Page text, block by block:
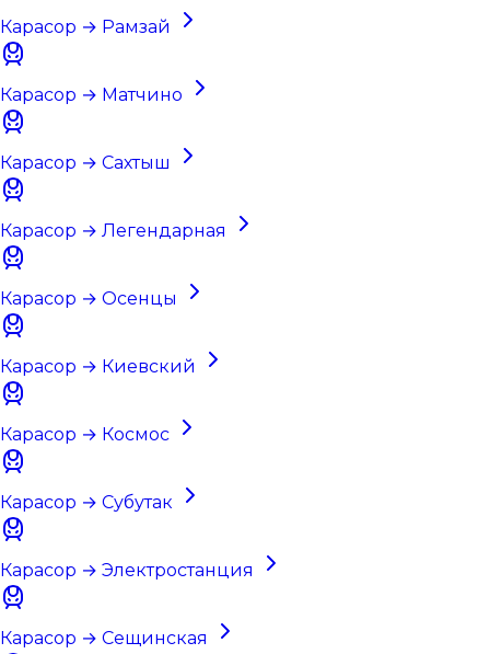
Карасор → Рамзай
Карасор → Матчино
Карасор → Сахтыш
Карасор → Легендарная
Карасор → Осенцы
Карасор → Киевский
Карасор → Космос
Карасор → Субутак
Карасор → Электростанция
Карасор → Сещинская